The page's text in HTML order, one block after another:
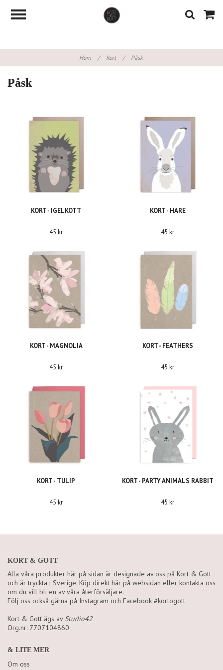
Hem / Kort / Påsk
Påsk
KORT - IGELKOTT
45 kr
KORT - HARE
45 kr
KORT - MAGNOLIA
45 kr
KORT - FEATHERS
45 kr
KORT - TULIP
45 kr
KORT - PARTY ANIMALS RABBIT
45 kr
KORT & GOTT
Alla våra produkter här på sidan är designade av oss på Kort & Gott
och är tryckta i Sverige. Köp direkt här på websidan eller kontakta oss
om du vill bli en av våra återförsäljare.
Följ oss också gärna på Instagram och Facebook #kortogott
Kort & Gott ägs av Studio42
Org.nr: 7707104860
& LITE MER
Om oss